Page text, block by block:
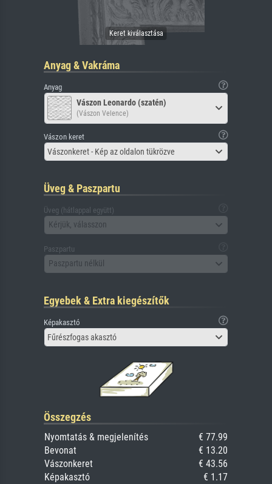
Anyag & Vakráma
Anyag
Vászon Leonardo (szatén)
(Vászon Velence)
Vászon keret
Vászonkeret - Kép az oldalon tükrözve
Üveg & Paszpartu
Üveg (hátlappal együtt)
Kérjük, válasszon
Paszpartu
Paszpartu nélkül
Egyebek & Extra kiegészítők
Képakasztó
Fűrészfogas akasztó
Összegzés
Nyomtatás & megjelenítés
€ 77.99
Bevonat
€ 13.20
Vászonkeret
€ 43.56
Képakasztó
€ 1.17